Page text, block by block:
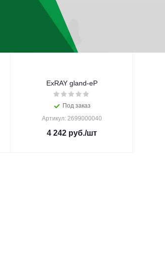
ExRAY gland-eP
Под заказ
Артикул: 2699000040
4 242руб./шт